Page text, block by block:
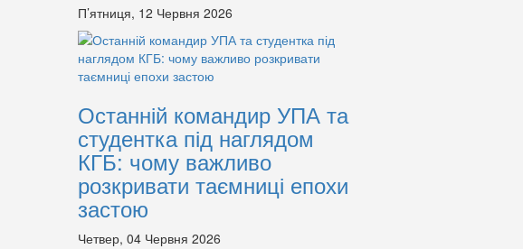
П’ятниця, 12 Червня 2026
Останній командир УПА та
студентка під наглядом
КГБ: чому важливо
розкривати таємниці епохи
застою
Четвер, 04 Червня 2026